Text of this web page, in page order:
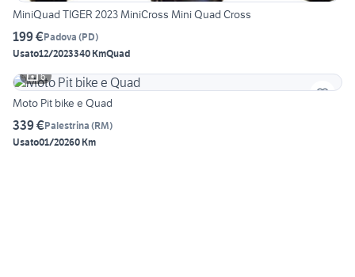
MiniQuad TIGER 2023 MiniCross Mini Quad Cross
199 €Padova (PD)
Usato12/2023340 KmQuad
6
Moto Pit bike e Quad
339 €Palestrina (RM)
Usato01/20260 Km